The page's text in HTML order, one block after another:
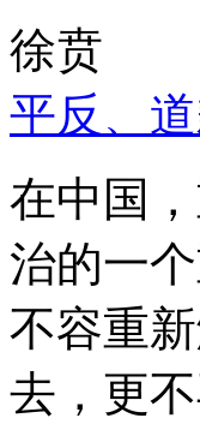
徐贲
平反、
在中国
治的一
不容重
去，更